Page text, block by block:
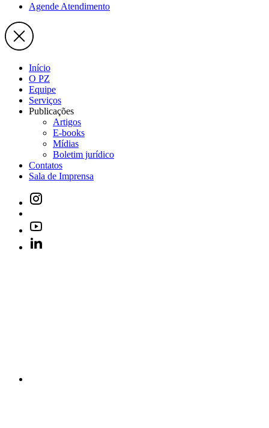
Agende Atendimento
Início
O PZ
Equipe
Serviços
Publicações
Artigos
E-books
Mídias
Boletim jurídico
Contatos
Sala de Imprensa